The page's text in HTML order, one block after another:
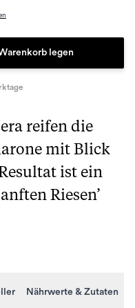
legen
reifen die
mit Blick
ist ein
Riesen’
Nährwerte & Zutaten